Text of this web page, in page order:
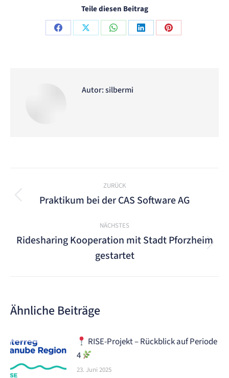
Teile diesen Beitrag
Share
Share
Share
Share
Share
Autor:silbermi
Kommentarnavigation
ZURÜCK
Vorheriger
Praktikum bei der CAS Software AG
NÄCHSTES
Beitrag:
Ridesharing Kooperation mit Stadt Pforzheim
gestartet
Ähnliche Beiträge
RISE-Projekt – Rückblick auf Periode
4
23. Juni 2025